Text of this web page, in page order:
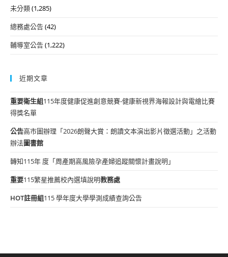
未分類(1,285)
總務處公告(42)
輔導室公告(1,222)
近期文章
重要衛生組115年度健康促進創意競賽-健康新視界海報設計與電繪比賽
得獎名單
公告高市圖辦理「2026朗聲大賞：朗讀文本演出影片徵選活動」之活動
辦法圖書館
轉知115年 度「周產期高風險孕產婦追蹤關懷計畫說明」
重要115繁星推薦校內選填說明教務處
HOT註冊組115 學年度大學學測成績查詢公告